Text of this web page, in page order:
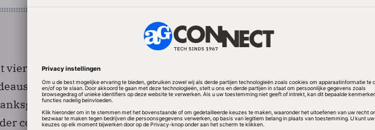
vierde kwartaal is een belangrijke graadmeter vanwege het
dat in de Verenigde Staten eind november begint met
verbaast het de branchevereniging dat de kooplust
consumenten relatief hoog blijft. Een kwart van de ondervraagden in